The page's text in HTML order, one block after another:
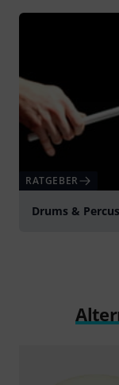
RATGEBER
Drums &